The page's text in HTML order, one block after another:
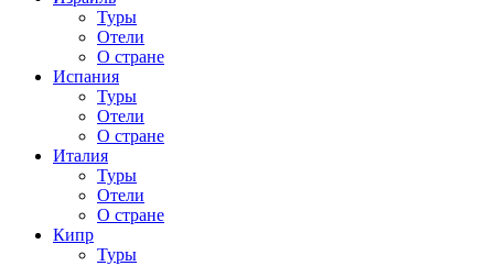
Туры
Отели
О стране
Испания
Туры
Отели
О стране
Италия
Туры
Отели
О стране
Кипр
Туры